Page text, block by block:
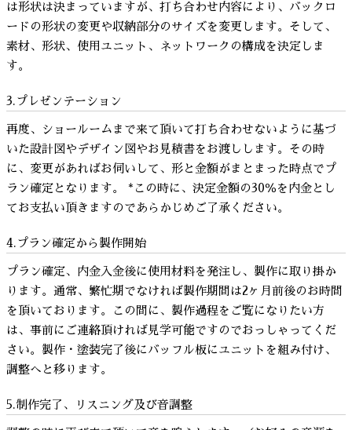
は形状は決まっていますが、打ち合わせ内容により、バックロ
ードの形状の変更や収納部分のサイズを変更します。そして、
素材、形状、使用ユニット、ネットワークの構成を決定しま
す。
3.プレゼンテーション
再度、ショールームまで来て頂いて打ち合わせないように基づ
いた設計図やデザイン図やお見積書をお渡しします。その時
に、変更があればお伺いして、形と金額がまとまった時点でプ
ラン確定となります。 *この時に、決定金額の30％を内金とし
てお支払い頂きますのであらかじめご了承ください。
4.プラン確定から製作開始
プラン確定、内金入金後に使用材料を発注し、製作に取り掛か
ります。通常、繁忙期でなければ製作期間は2ヶ月前後のお時間
を頂いております。この間に、製作過程をご覧になりたい方
は、事前にご連絡頂ければ見学可能ですのでおっしゃってくだ
さい。製作・塗装完了後にバッフル板にユニットを組み付け、
調整へと移ります。
5.制作完了、リスニング及び音調整